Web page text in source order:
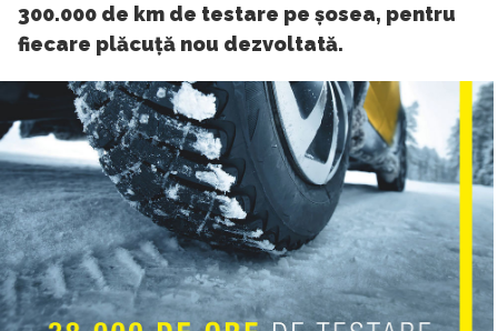
300.000 de km de testare pe șosea, pentru
fiecare plăcuță nou dezvoltată.